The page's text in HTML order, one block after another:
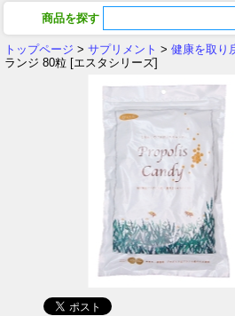
商品を探す
トップページ > サプリメント > 健康を取り
ランジ 80粒 [エスタシリーズ]